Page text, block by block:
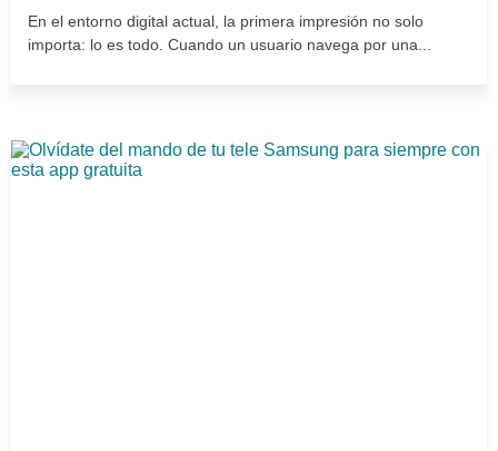
En el entorno digital actual, la primera impresión no solo
importa: lo es todo. Cuando un usuario navega por una...